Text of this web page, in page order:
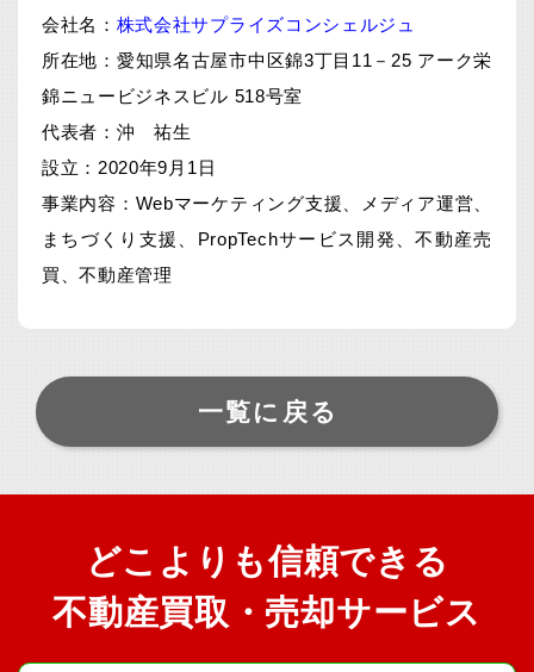
会社名： 株式会社サプライズコンシェルジュ
所在地：愛知県名古屋市中区錦3丁目11－25 アーク栄
錦ニュービジネスビル 518号室
代表者：沖 祐生
設立：2020年9月1日
事業内容：Webマーケティング支援、メディア運営、
まちづくり支援、PropTechサービス開発、不動産売
買、不動産管理
一覧に戻る
どこよりも信頼できる
不動産買取・売却サービス